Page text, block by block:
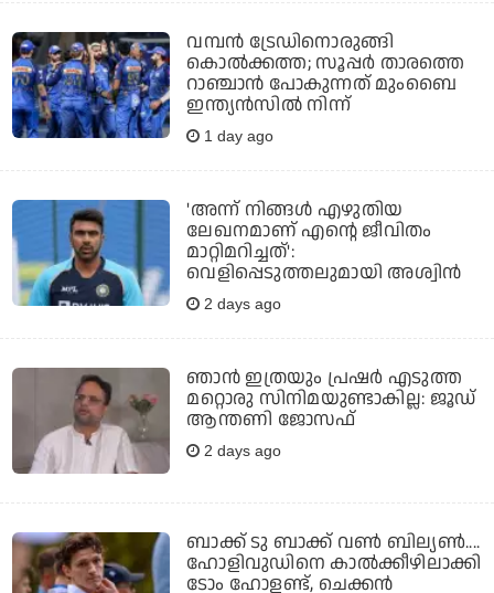
വമ്പന്‍ ട്രേഡിനൊരുങ്ങി
കൊല്‍ക്കത്ത; സൂപ്പര്‍ താരത്തെ
റാഞ്ചാന്‍ പോകുന്നത് മുംബൈ
ഇന്ത്യന്‍സില്‍ നിന്ന്
1 day ago
'അന്ന് നിങ്ങള്‍ എഴുതിയ
ലേഖനമാണ് എന്റെ ജീവിതം
മാറ്റിമറിച്ചത്':
വെളിപ്പെടുത്തലുമായി അശ്വിന്‍
2 days ago
ഞാന്‍ ഇത്രയും പ്രഷര്‍ എടുത്ത
മറ്റൊരു സിനിമയുണ്ടാകില്ല: ജൂഡ്
ആന്തണി ജോസഫ്
2 days ago
ബാക്ക് ടു ബാക്ക് വണ്‍ ബില്യണ്‍....
ഹോളിവുഡിനെ കാല്‍ക്കീഴിലാക്കി
ടോം ഹോളണ്ട്, ചെക്കന്‍